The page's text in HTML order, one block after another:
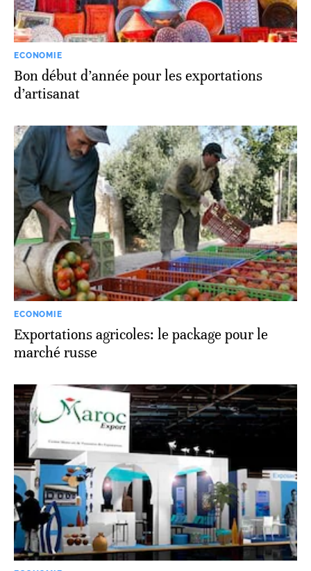
ECONOMIE
Bon début d’année pour les exportations
d’artisanat
ECONOMIE
Exportations agricoles: le package pour le
marché russe